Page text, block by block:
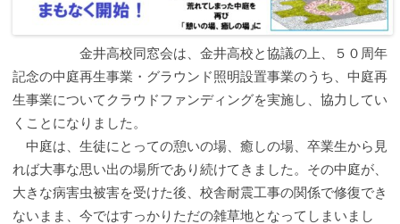
金井高校同窓会は、金井高校と協議の上、５０周年
記念の中庭再生事業・グラウンド照明設置事業のうち、中庭再
生事業についてクラウドファンディングを実施し、協力してい
くことになりました。
中庭は、生徒にとっての憩いの場、癒しの場、卒業生から見
れば大事な思い出の場所であり続けてきました。その中庭が、
大きな病害虫被害を受けた後、校舎耐震工事の関係で修復でき
ないまま、今ではすっかりただの雑草地となってしまいまし